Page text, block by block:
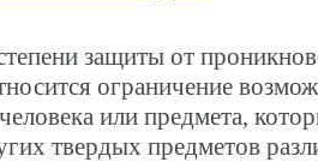
защиты от
ограничение
или предмета,
твердых предметов